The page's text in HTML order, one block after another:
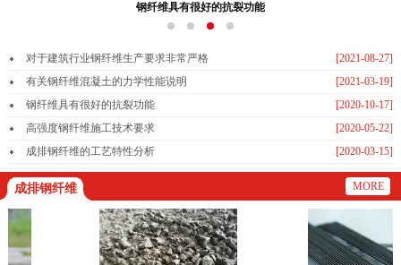
钢纤维具有很好的抗裂功能
[2021-08-27]
对于建筑行业钢纤维生产要求非常严格
[2021-03-19]
有关钢纤维混凝土的力学性能说明
[2020-10-17]
钢纤维具有很好的抗裂功能
[2020-05-22]
高强度钢纤维施工技术要求
[2020-03-15]
成排钢纤维的工艺特性分析
成排钢纤维 MORE